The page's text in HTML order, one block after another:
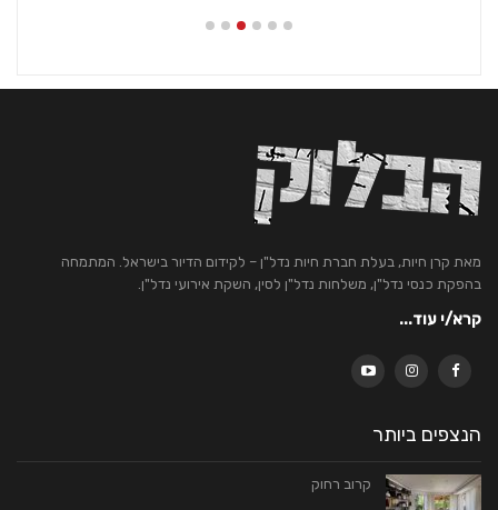
מאת קרן חיות, בעלת חברת חיות נדל"ן – לקידום הדיור בישראל. המתמחה
בהפקת כנסי נדל"ן, משלחות נדל"ן לסין, השקת אירועי נדל"ן.
קרא/י עוד...
הנצפים ביותר
קרוב רחוק